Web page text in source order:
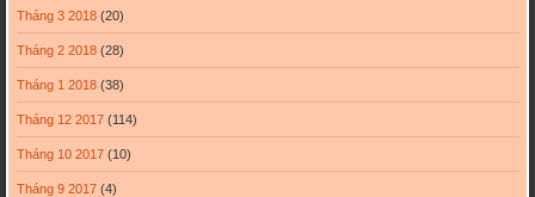
Tháng 3 2018(20)
Tháng 2 2018(28)
Tháng 1 2018(38)
Tháng 12 2017(114)
Tháng 10 2017(10)
Tháng 9 2017(4)